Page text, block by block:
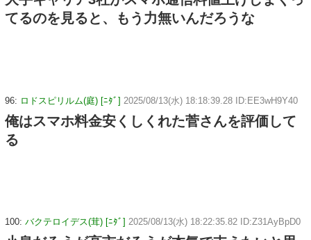
てるのを見ると、もう力無いんだろうな
96: ロドスピリルム(庭) [ﾆﾀﾞ] 2025/08/13(水) 18:18:39.28 ID:EE3wH9Y40
俺はスマホ料金安くしくれた菅さんを評価して
る
100: バクテロイデス(茸) [ﾆﾀﾞ] 2025/08/13(水) 18:22:35.82 ID:Z31AyBpD0